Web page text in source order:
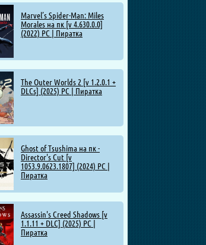
Marvel’s Spider-Man: Miles
Morales на пк [v 4.630.0.0]
(2022) PC | Пиратка
The Outer Worlds 2 [v 1.2.0.1 +
DLCs] (2025) PC | Пиратка
Ghost of Tsushima на пк -
Director's Cut [v
1053.9.0623.1807] (2024) PC |
Пиратка
Assassin's Creed Shadows [v
1.1.11 + DLC] (2025) PC |
Пиратка